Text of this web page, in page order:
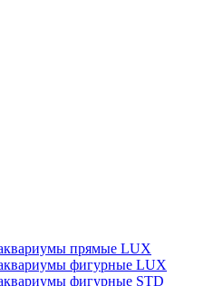
прямые LUX
фигурные LUX
фигурные STD